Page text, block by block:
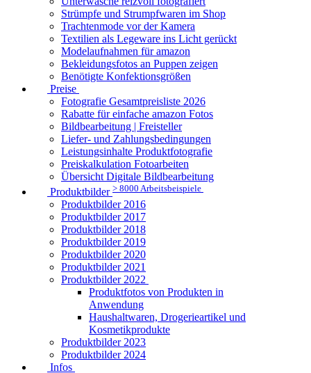
Strümpfe und Strumpfwaren im Shop
Trachtenmode vor der Kamera
Textilien als Legeware ins Licht gerückt
Modelaufnahmen für amazon
Bekleidungsfotos an Puppen zeigen
Benötigte Konfektionsgrößen
Preise
Fotografie Gesamtpreisliste 2026
Rabatte für einfache amazon Fotos
Bildbearbeitung | Freisteller
Liefer- und Zahlungsbedingungen
Leistungsinhalte Produktfotografie
Preiskalkulation Fotoarbeiten
Übersicht Digitale Bildbearbeitung
Produktbilder > 8000 Arbeitsbeispiele
Produktbilder 2016
Produktbilder 2017
Produktbilder 2018
Produktbilder 2019
Produktbilder 2020
Produktbilder 2021
Produktbilder 2022
Produktfotos von Produkten in
Anwendung
Haushaltwaren, Drogerieartikel und
Kosmetikprodukte
Produktbilder 2023
Produktbilder 2024
Infos